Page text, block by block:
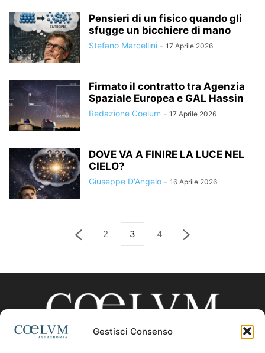
Gestisci Consenso
Pensieri di un fisico quando gli
sfugge un bicchiere di mano
Stefano Marcellini - 17 Aprile 2026
Firmato il contratto tra Agenzia
Spaziale Europea e GAL Hassin
Redazione Coelum - 17 Aprile 2026
DOVE VA A FINIRE LA LUCE NEL
CIELO?
Giuseppe D'Angelo - 16 Aprile 2026
2 3 4